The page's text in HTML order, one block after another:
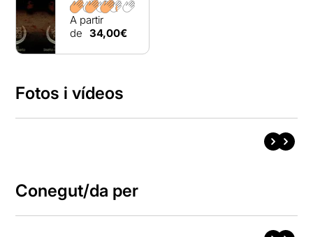
A partir
de 34,00€
Fotos i vídeos
Conegut/da per